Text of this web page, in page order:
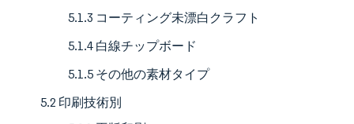
5.1.3 コーティング未漂白クラフト
5.1.4 白線チップボード
5.1.5 その他の素材タイプ
5.2 印刷技術別